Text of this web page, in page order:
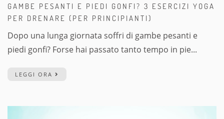
GAMBE PESANTI E PIEDI GONFI? 3 ESERCIZI YOGA
PER DRENARE (PER PRINCIPIANTI)
Dopo una lunga giornata soffri di gambe pesanti e
piedi gonfi? Forse hai passato tanto tempo in pie...
LEGGI ORA